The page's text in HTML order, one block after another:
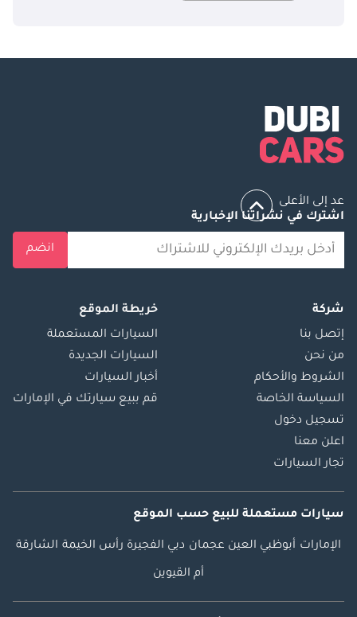
عد إلى الأعلى
اشترك في نشراتنا الإخبارية
انضم
شركة
إتصل بنا
من نحن
الشروط والأحكام
السياسة الخاصة
تسجيل دخول
اعلن معنا
تجار السيارات
خريطة الموقع
السيارات المستعملة
السيارات الجديدة
أخبار السيارات
قم ببيع سيارتك في الإمارات
سيارات مستعملة للبيع حسب الموقع
الإمارات أبوظبي العين عجمان دبي الفجيرة رأس الخيمة الشارقة
أم القيوين